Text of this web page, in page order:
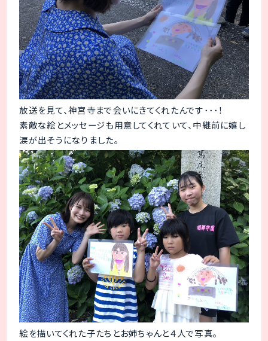
放送を見て、神宮寺まで会いにきてくれたんです･･･！
素敵な絵とメッセージも用意してくれていて、中継前に嬉し
涙が出そうになりました。
絵を描いてくれた子たちとお姉ちゃんと４人で写真。